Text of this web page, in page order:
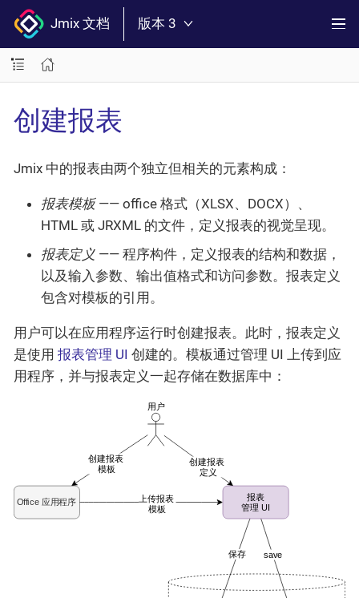
Jmix 文档 版本 3
创建报表
Jmix 中的报表由两个独立但相关的元素构成：
报表模板—— office 格式（XLSX、DOCX）、
HTML 或 JRXML 的文件，定义报表的视觉呈现。
报表定义 —— 程序构件，定义报表的结构和数据，
以及输入参数、输出值格式和访问参数。报表定义
包含对模板的引用。
用户可以在应用程序运行时创建报表。此时，报表定义
是使用 报表管理 UI 创建的。模板通过管理 UI 上传到应
用程序，并与报表定义一起存储在数据库中：